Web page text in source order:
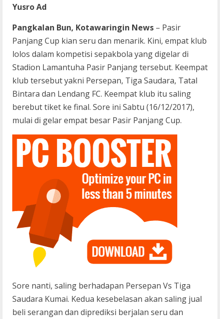
Yusro Ad
Pangkalan Bun, Kotawaringin News – Pasir
Panjang Cup kian seru dan menarik. Kini, empat klub
lolos dalam kompetisi sepakbola yang digelar di
Stadion Lamantuha Pasir Panjang tersebut. Keempat
klub tersebut yakni Persepan, Tiga Saudara, Tatal
Bintara dan Lendang FC. Keempat klub itu saling
berebut tiket ke final. Sore ini Sabtu (16/12/2017),
mulai di gelar empat besar Pasir Panjang Cup.
Sore nanti, saling berhadapan Persepan Vs Tiga
Saudara Kumai. Kedua kesebelasan akan saling jual
beli serangan dan diprediksi berjalan seru dan